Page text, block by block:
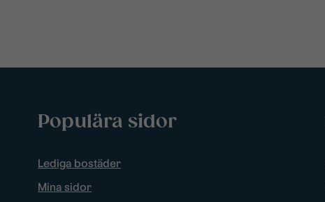
Populära sidor
Lediga bostäder
Mina sidor